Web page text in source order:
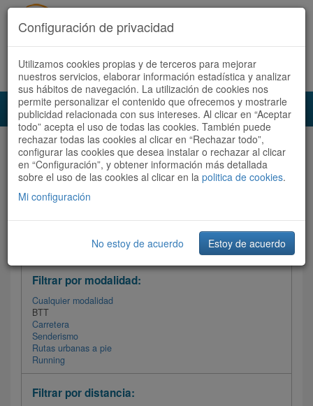
Acceder Registrate ahora Español | Català
Audioruta Todas las rutas
Todas las rutas Ordenar por:Más recientes
Filtrar las rutas
Filtrar por modalidad:
Cualquier modalidad
BTT
Carretera
Senderismo
Rutas urbanas a pie
Running
Filtrar por distancia:
Configuración de privacidad
Utilizamos cookies propias y de terceros para mejorar
nuestros servicios, elaborar información estadística y analizar
sus hábitos de navegación. La utilización de cookies nos
permite personalizar el contenido que ofrecemos y mostrarle
publicidad relacionada con sus intereses. Al clicar en “Aceptar
todo” acepta el uso de todas las cookies. También puede
rechazar todas las cookies al clicar en “Rechazar todo”,
configurar las cookies que desea instalar o rechazar al clicar
en “Configuración”, y obtener información más detallada
sobre el uso de las cookies al clicar en la politica de cookies.
Mi configuración
No estoy de acuerdo Estoy de acuerdo